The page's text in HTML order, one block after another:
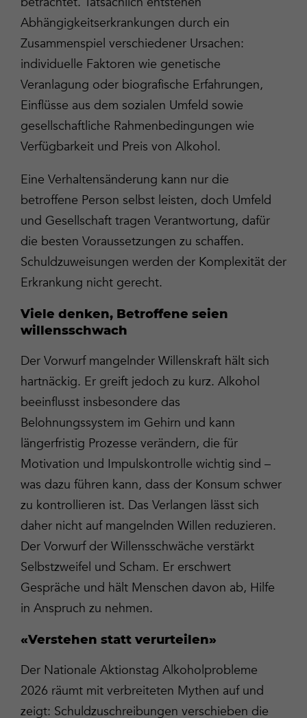
Abhängigkeitserkrankungen durch ein
Zusammenspiel verschiedener Ursachen:
individuelle Faktoren wie genetische
Veranlagung oder biografische Erfahrungen,
Einflüsse aus dem sozialen Umfeld sowie
gesellschaftliche Rahmenbedingungen wie
Verfügbarkeit und Preis von Alkohol.
Eine Verhaltensänderung kann nur die
betroffene Person selbst leisten, doch Umfeld
und Gesellschaft tragen Verantwortung, dafür
die besten Voraussetzungen zu schaffen.
Schuldzuweisungen werden der Komplexität der
Erkrankung nicht gerecht.
Viele denken, Betroffene seien
willensschwach
Der Vorwurf mangelnder Willenskraft hält sich
hartnäckig. Er greift jedoch zu kurz. Alkohol
beeinflusst insbesondere das
Belohnungssystem im Gehirn und kann
längerfristig Prozesse verändern, die für
Motivation und Impulskontrolle wichtig sind –
was dazu führen kann, dass der Konsum schwer
zu kontrollieren ist. Das Verlangen lässt sich
daher nicht auf mangelnden Willen reduzieren.
Der Vorwurf der Willensschwäche verstärkt
Selbstzweifel und Scham. Er erschwert
Gespräche und hält Menschen davon ab, Hilfe
in Anspruch zu nehmen.
«Verstehen statt verurteilen»
Der Nationale Aktionstag Alkoholprobleme
2026 räumt mit verbreiteten Mythen auf und
zeigt: Schuldzuschreibungen verschieben die